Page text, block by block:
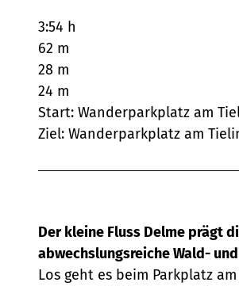
3:54 h
62 m
28 m
24 m
Start: Wanderparkplatz am
Ziel: Wanderparkplatz am
Der kleine Fluss Delme prägt
abwechslungsreiche Wald-
Los geht es beim Parkplatz